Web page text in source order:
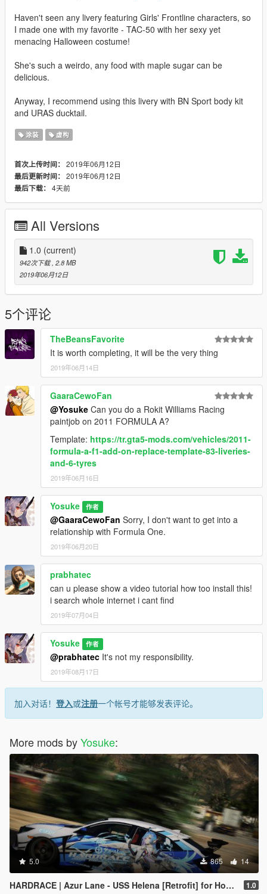
Haven't seen any livery featuring Girls' Frontline characters, so
I made one with my favorite - TAC-50 with her sexy yet
menacing Halloween costume!
She's such a weirdo, any food with maple sugar can be
delicious.
Anyway, I recommend using this livery with BN Sport body kit
and URAS ducktail.
涂装 虚构
首次上传时间： 2019年06月12日
最后更新时间： 2019年06月12日
最后下载： 4天前
All Versions
1.0 (current)
942次下载 , 2.8 MB
2019年06月12日
5个评论
TheBeansFavorite
It is worth completing, it will be the very thing
2019年06月14日
GaaraCewoFan
@Yosuke Can you do a Rokit Williams Racing
paintjob on 2011 FORMULA A?
Template: https://tr.gta5-mods.com/vehicles/2011-
formula-a-f1-add-on-replace-template-83-liveries-
and-6-tyres
2019年06月16日
Yosuke 作者
@GaaraCewoFan Sorry, I don't want to get into a
relationship with Formula One.
2019年06月20日
prabhatec
can u please show a video tutorial how too install this!
i search whole internet i cant find
2019年07月04日
Yosuke 作者
@prabhatec It's not my responsibility.
2019年08月17日
加入对话！ 登入或注册一个帐号才能够发表评论。
More mods byYosuke:
5.0 865 14
HARDRACE | Azur Lane - USS Helena [Retrofit] for Honda Civic Type-R 1.0